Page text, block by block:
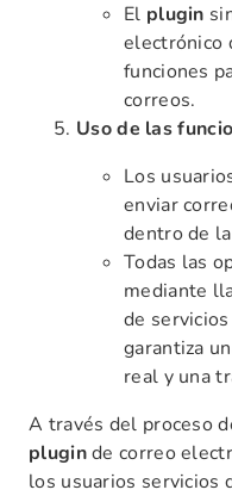
El plugin
electrónico
funciones
correos.
Uso de las
Los
enviar
dentro de
Todas las
mediante
de
garantiza
real y una
A través del proceso
pluginde correo
los usuarios servicios